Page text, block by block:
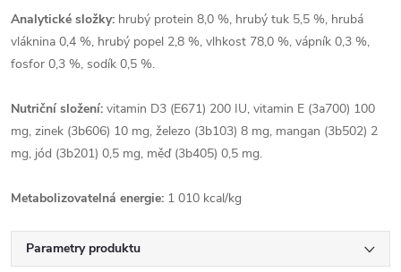
Analytické složky: hrubý protein 8,0 %, hrubý tuk 5,5 %, hrubá
vláknina 0,4 %, hrubý popel 2,8 %, vlhkost 78,0 %, vápník 0,3 %,
fosfor 0,3 %, sodík 0,5 %.
Nutriční složení: vitamin D3 (E671) 200 IU, vitamin E (3a700) 100
mg, zinek (3b606) 10 mg, železo (3b103) 8 mg, mangan (3b502) 2
mg, jód (3b201) 0,5 mg, měď (3b405) 0,5 mg.
Metabolizovatelná energie: 1 010 kcal/kg
Parametry produktu